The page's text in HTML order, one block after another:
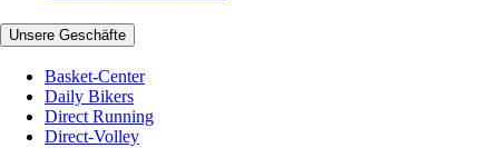
Unsere Geschäfte
Basket-Center
Daily Bikers
Direct Running
Direct-Volley